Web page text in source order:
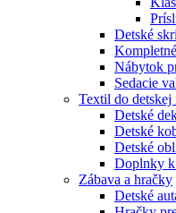
Detské
Nábytok
Sedacie
Textil do detskej
Detské
Detské
Detské
Doplnky k
Zábava a hračky
Detské